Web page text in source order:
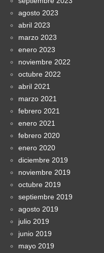
agosto 2023
abril 2023
marzo 2023
enero 2023
noviembre 2022
octubre 2022
abril 2021
marzo 2021
febrero 2021
enero 2021
febrero 2020
enero 2020
diciembre 2019
noviembre 2019
octubre 2019
septiembre 2019
agosto 2019
julio 2019
junio 2019
mayo 2019